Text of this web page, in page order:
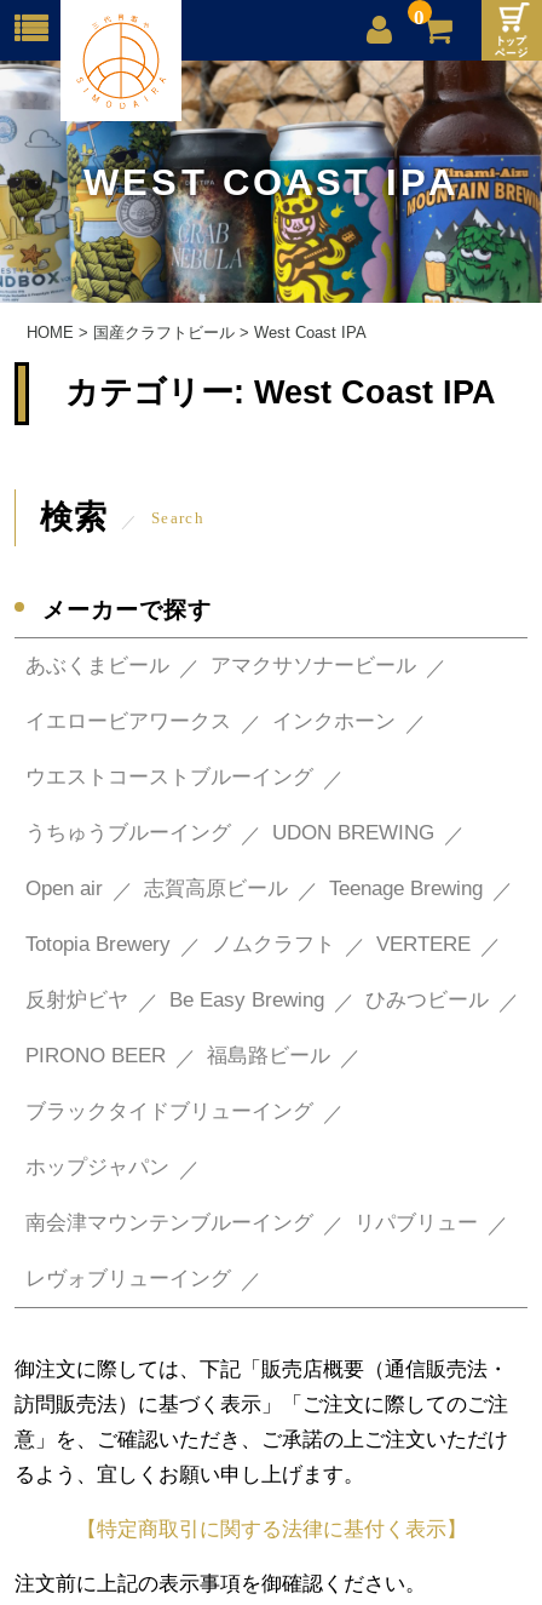
0
店舗案内
ご利用案内
送料
お問合せ
WEST COAST IPA
HOME > 国産クラフトビール >West Coast IPA
カテゴリー:West Coast IPA
検索 Search
メーカーで探す
あぶくまビール アマクサソナービール
イエロービアワークス インクホーン
ウエストコーストブルーイング
うちゅうブルーイング UDON BREWING
Open air 志賀高原ビール Teenage Brewing
Totopia Brewery ノムクラフト VERTERE
反射炉ビヤ Be Easy Brewing ひみつビール
PIRONO BEER 福島路ビール
ブラックタイドブリューイング
ホップジャパン
南会津マウンテンブルーイング リパブリュー
レヴォブリューイング
御注文に際しては、下記「販売店概要（通信販売法・
訪問販売法）に基づく表示」「ご注文に際してのご注
意」を、ご確認いただき、ご承諾の上ご注文いただけ
るよう、宜しくお願い申し上げます。
【特定商取引に関する法律に基付く表示】
注文前に上記の表示事項を御確認ください。